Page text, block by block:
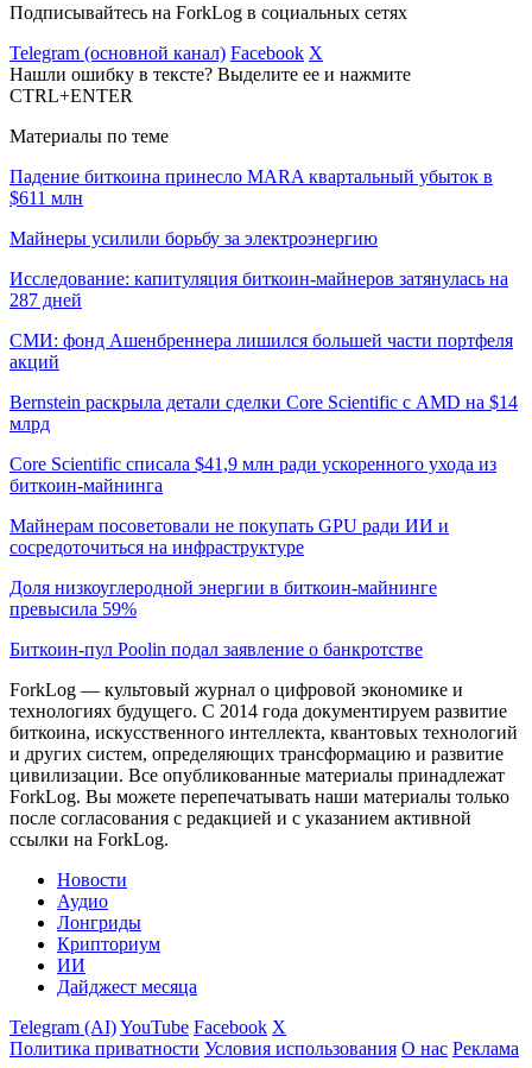
Подписывайтесь на ForkLog в социальных сетях
Telegram (основной канал) Facebook X
Нашли ошибку в тексте? Выделите ее и нажмите
CTRL+ENTER
Материалы по теме
Падение биткоина принесло MARA квартальный убыток в
$611 млн
Майнеры усилили борьбу за электроэнергию
Исследование: капитуляция биткоин-майнеров затянулась на
287 дней
СМИ: фонд Ашенбреннера лишился большей части портфеля
акций
Bernstein раскрыла детали сделки Core Scientific с AMD на $14
млрд
Core Scientific списала $41,9 млн ради ускоренного ухода из
биткоин-майнинга
Майнерам посоветовали не покупать GPU ради ИИ и
сосредоточиться на инфраструктуре
Доля низкоуглеродной энергии в биткоин-майнинге
превысила 59%
Биткоин-пул Poolin подал заявление о банкротстве
ForkLog — культовый журнал о цифровой экономике и
технологиях будущего. С 2014 года документируем развитие
биткоина, искусственного интеллекта, квантовых технологий
и других систем, определяющих трансформацию и развитие
цивилизации. Все опубликованные материалы принадлежат
ForkLog. Вы можете перепечатывать наши материалы только
после согласования с редакцией и с указанием активной
ссылки на ForkLog.
Новости
Аудио
Лонгриды
Крипториум
ИИ
Дайджест месяца
Telegram (AI)YouTube Facebook X
Политика приватности Условия использования О нас Реклама